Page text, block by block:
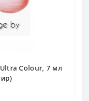
Colour, 7 мл